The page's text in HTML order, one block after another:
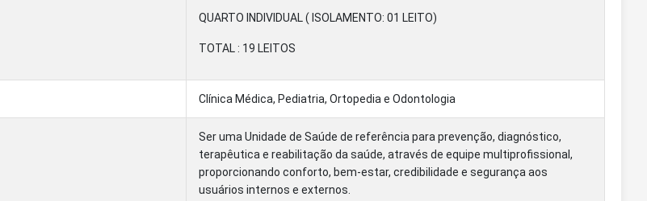
QUARTO INDIVIDUAL ( ISOLAMENTO: 01 LEITO)
TOTAL : 19 LEITOS
Clínica Médica, Pediatria, Ortopedia e Odontologia
Ser uma Unidade de Saúde de referência para prevenção, diagnóstico,
terapêutica e reabilitação da saúde, através de equipe multiprofissional,
proporcionando conforto, bem-estar, credibilidade e segurança aos
usuários internos e externos.